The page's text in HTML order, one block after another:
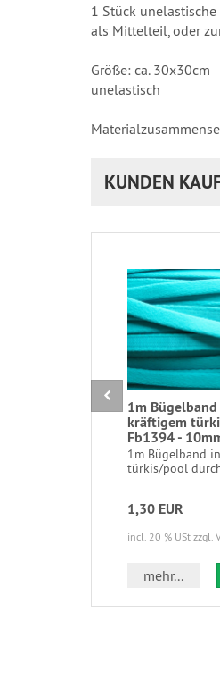
1 Stück
als Mittelteil, oder
Größe: ca. 30x30cm
unelastisch
KUNDEN
1m
kräftigem
Fb1394 -
1m Bügelband
türkis/pool
1,30 EUR
incl. 20 % USt zzgl.
mehr...